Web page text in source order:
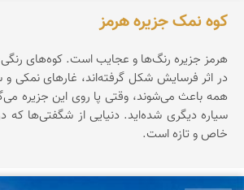
کوه نمک جزیره هرمز
هرمز جزیره‌ رنگ‌ها‌ و عجایب است. کوه‌های
در اثر فرسایش شکل گرفته‌اند، غارهای نمکی
همه باعث می‌شوند، وقتی پا روی این جزیره
سیاره‌ دیگری شده‌اید. دنیایی از شگفتی‌ها که
خاص و تازه است.